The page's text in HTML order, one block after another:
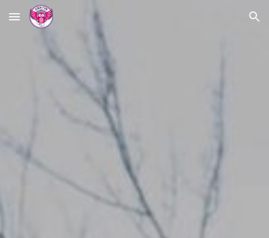
Skip to main content Skip to navigation